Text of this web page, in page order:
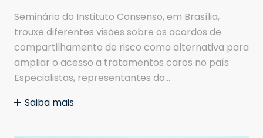
Seminário do Instituto Consenso, em Brasília,
trouxe diferentes visões sobre os acordos de
compartilhamento de risco como alternativa para
ampliar o acesso a tratamentos caros no país
Especialistas, representantes do…
Saiba mais